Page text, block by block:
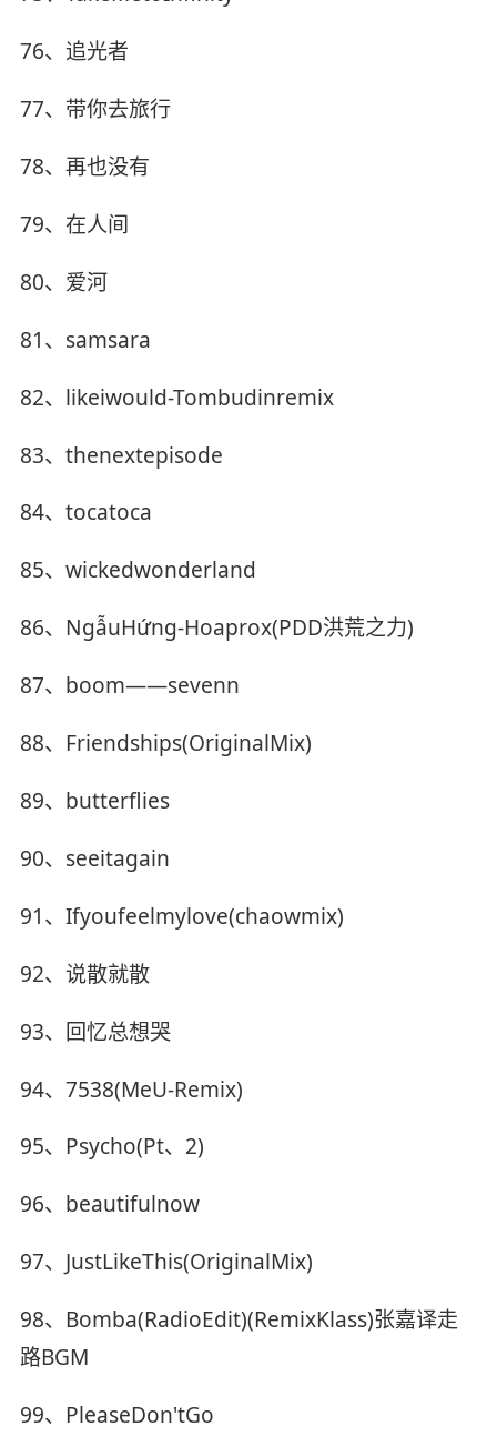
76、追光者
77、带你去旅行
78、再也没有
79、在人间
80、爱河
81、samsara
82、likeiwould-Tombudinremix
83、thenextepisode
84、tocatoca
85、wickedwonderland
86、NgẫuHứng-Hoaprox(PDD洪荒之力)
87、boom——sevenn
88、Friendships(OriginalMix)
89、butterflies
90、seeitagain
91、Ifyoufeelmylove(chaowmix)
92、说散就散
93、回忆总想哭
94、7538(MeU-Remix)
95、Psycho(Pt、2)
96、beautifulnow
97、JustLikeThis(OriginalMix)
98、Bomba(RadioEdit)(RemixKlass)张嘉译走
路BGM
99、PleaseDon'tGo